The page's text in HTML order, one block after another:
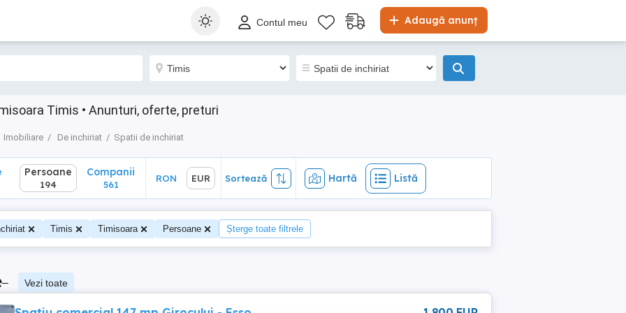
Adaugă anunț
Contul meu
Timis • Anunturi, oferte, preturi
Imobiliare De inchiriat Spatii de inchiriat
EUR Sortează Hartă Listă
Persoane
194
Companii
561
RON EUR Sortează Hartă Listă
Timis Timisoara Persoane Șterge toate filtrele
– Vezi toate